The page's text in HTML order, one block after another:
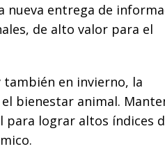
nueva entrega de
de alto valor para el
en invierno, la
bienestar animal.
para lograr altos índices